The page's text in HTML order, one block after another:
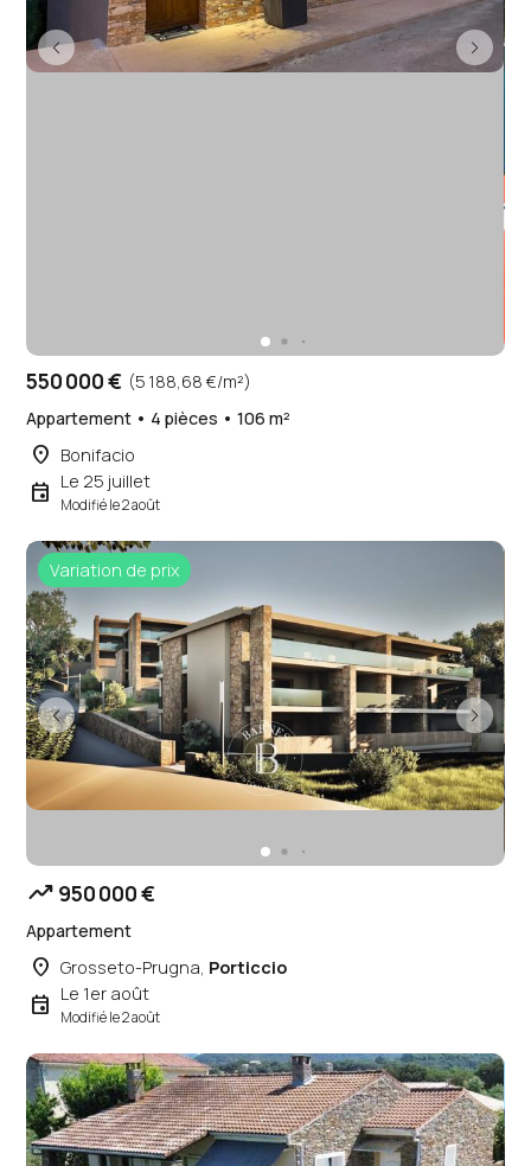
550 000 € (5 188,68 €/m²)
Appartement • 4 pièces • 106 m²
place Bonifacio
event Le 25 juillet
Modifié le 2 août
Variation de prix
trending_up 950 000 €
Appartement
place Grosseto-Prugna, Porticcio
event Le 1er août
Modifié le 2 août